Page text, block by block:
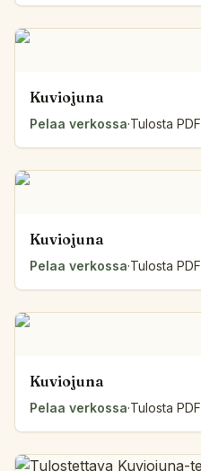
Kuviojuna
Pelaa verkossa·Tulosta PDF
Kuviojuna
Pelaa verkossa·Tulosta PDF
Kuviojuna
Pelaa verkossa·Tulosta PDF